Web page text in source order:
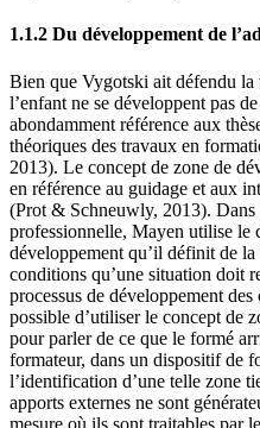
1.1.2 Du développement de
Bien que Vygotski ait défendu la
l’enfant ne se développent pas
abondamment référence aux
théoriques des travaux en
2013). Le concept de zone de
en référence au guidage et aux
(Prot & Schneuwly, 2013). Dans
professionnelle, Mayen utilise le
développement qu’il définit de
conditions qu’une situation doit
processus de développement
possible d’utiliser le concept de
pour parler de ce que le formé
formateur, dans un dispositif de
l’identification d’une telle zone
apports externes ne sont
mesure où ils sont traitables par